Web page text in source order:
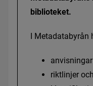
biblioteket.
I Metadatabyrån
anvisningar
riktlinjer och